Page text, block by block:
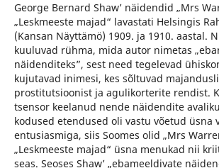
George Bernard Shaw’ näidendid „Mrs
„Leskmeeste majad“ lavastati Helsingis
(Kansan Näyttämö) 1909. ja 1910. aastal.
kuuluvad rühma, mida autor nimetas
näidenditeks”, sest need tegelevad
kujutavad inimesi, kes sõltuvad
prostitutsioonist ja agulikorterite rendist.
tsensor keelanud nende näidendite
kodused etendused oli vastu võetud üsna
entusiasmiga, siis Soomes olid „Mrs
„Leskmeeste majad“ üsna menukad nii
seas. Seoses Shaw’ „ebameeldivate